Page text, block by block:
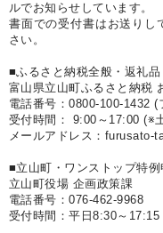
ルでお知らせしています。
書面での受付書はお送りし
さい。
■ふるさと納税全般・返礼
富山県立山町ふるさと納税
電話番号：0800-100-1432 (
受付時間： 9:00～17:00 (※
メールアドレス：furusato-
■立山町・ワンストップ特
立山町役場 企画政策課
電話番号：076-462-9968
受付時間：平日8:30～17:15